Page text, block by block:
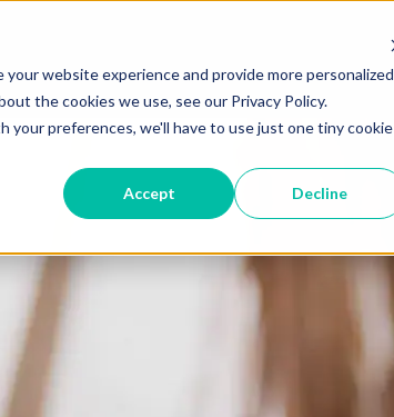
website experience and provide more personalized
the cookies we use, see our Privacy Policy.
preferences, we'll have to use just one tiny cookie
Accept Decline